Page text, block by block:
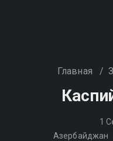
Главная /
1
Азербайджан